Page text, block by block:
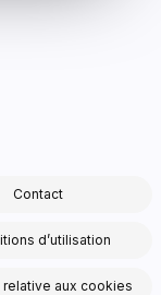
Contact
d’utilisation
aux cookies